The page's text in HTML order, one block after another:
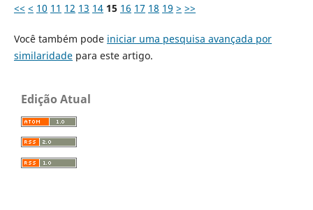
<< < 10 11 12 13 14 15 16 17 18 19 > >>
Você também pode iniciar uma pesquisa avançada por
similaridadepara este artigo.
Edição Atual